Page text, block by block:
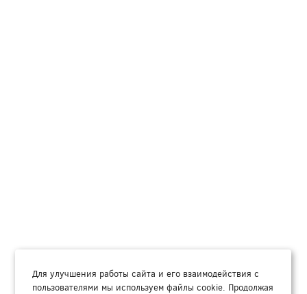
Для улучшения работы сайта и его взаимодействия с
пользователями мы используем файлы cookie. Продолжая